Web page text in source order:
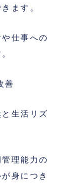
ます。
仕事への
善
生活リズ
理能力の
身につき